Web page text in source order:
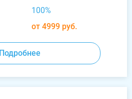
100%
от 4999 руб.
Подробнее